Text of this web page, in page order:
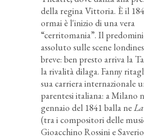
della regina Vittoria. È il
ormai è l'inizio di una vera
“cerritomania”. Il
assoluto sulle scene
breve: ben presto arriva la
la rivalità dilaga. Fanny
sua carriera internazionale
parentesi italiana: a Milano
gennaio del 1841 balla ne
(tra i compositori delle
Gioacchino Rossini e Saverio